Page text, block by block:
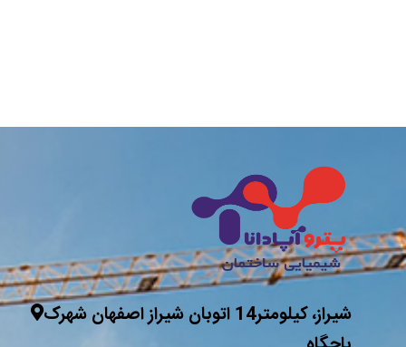
شیراز، کیلومتر14 اتوبان شیراز اصفهان شهرک